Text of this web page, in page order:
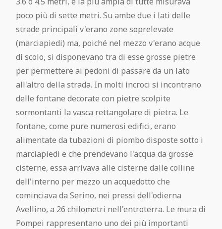
poco più di sette metri. Su ambe due i lati delle
strade principali v'erano zone soprelevate
(marciapiedi) ma, poiché nel mezzo v'erano acque
di scolo, si disponevano tra di esse grosse pietre
per permettere ai pedoni di passare da un lato
all'altro della strada. In molti incroci si incontrano
delle fontane decorate con pietre scolpite
sormontanti la vasca rettangolare di pietra. Le
fontane, come pure numerosi edifici, erano
alimentate da tubazioni di piombo disposte sotto i
marciapiedi e che prendevano l'acqua da grosse
cisterne, essa arrivava alle cisterne dalle colline
dell'interno per mezzo un acquedotto che
cominciava da Serino, nei pressi dell'odierna
Avellino, a 26 chilometri nell'entroterra. Le mura di
Pompei rappresentano uno dei più importanti